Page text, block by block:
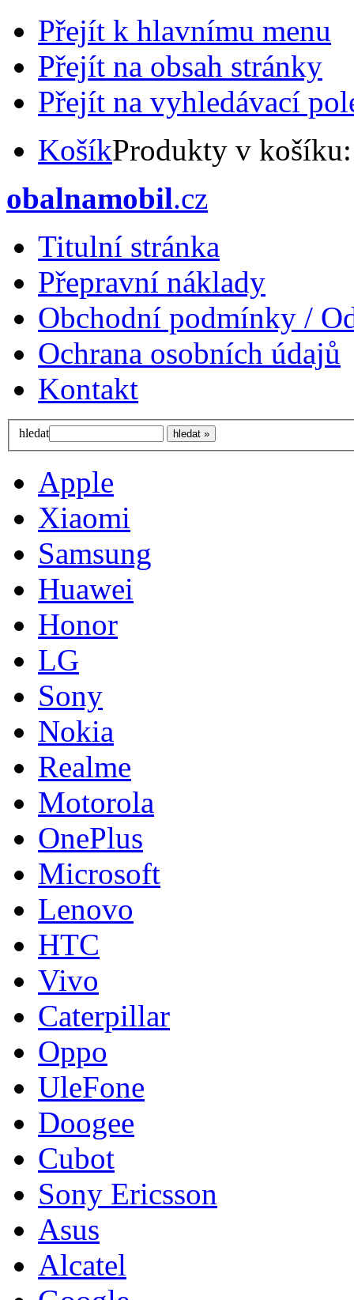
Přejít k hlavnímu menu
Přejít na obsah stránky
Přejít na vyhledávací
KošíkProdukty v
obalnamobil.cz
Titulní stránka
Přepravní náklady
Obchodní podmínky /
Ochrana osobních údajů
Kontakt
hledat
Apple
Xiaomi
Samsung
Huawei
Honor
LG
Sony
Nokia
Realme
Motorola
OnePlus
Microsoft
Lenovo
HTC
Vivo
Caterpillar
Oppo
UleFone
Doogee
Cubot
Sony Ericsson
Asus
Alcatel